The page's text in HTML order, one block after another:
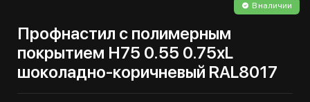
В наличии
Профнастил с полимерным
покрытием Н75 0.55 0.75хL
шоколадно-коричневый RAL8017